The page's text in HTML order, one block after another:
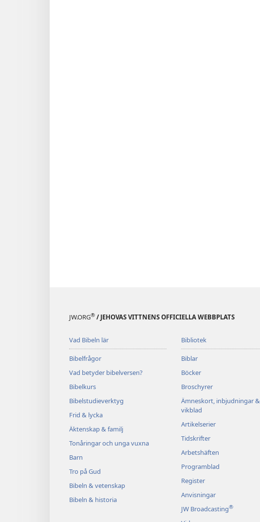
JW.ORG® / JEHOVAS VITTNENS OFFICIELLA WEBBPLATS
Vad Bibeln lär
Bibelfrågor
Vad betyder bibelversen?
Bibelkurs
Bibelstudieverktyg
Frid & lycka
Äktenskap & familj
Tonåringar och unga vuxna
Barn
Tro på Gud
Bibeln & vetenskap
Bibeln & historia
Bibliotek
Biblar
Böcker
Broschyrer
Ämneskort, inbjudningar &
vikblad
Artikelserier
Tidskrifter
Arbetshäften
Programblad
Register
Anvisningar
JW Broadcasting®